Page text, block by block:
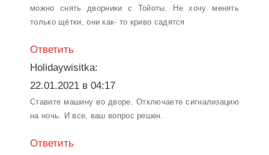
можно снять дворники с Тойоты. Не хочу менять
только щётки, они как- то криво садятся
Ответить
Holidaywisitka:
22.01.2021 в 04:17
Ставите машину во дворе. Отключаете сигнализацию
на ночь. И все, ваш вопрос решен.
Ответить